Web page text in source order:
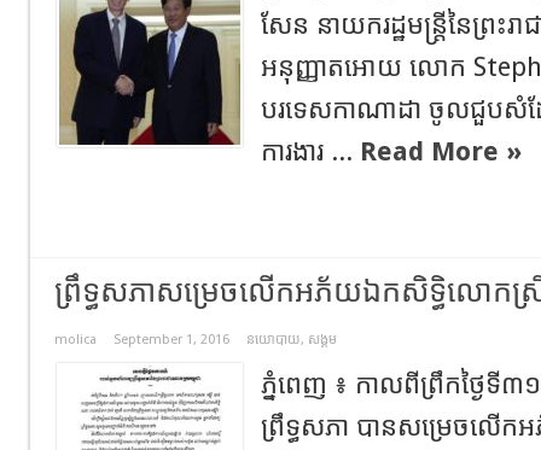
សែន នាយករដ្ឋមន្ត្រីនៃព្រះរ
អនុញ្ញាតអោយ លោក
បរទេសកាណាដា ចូលជួបសំដ
ការងារ ... Read More »
ព្រឹទ្ធសភាសម្រេចលើកអភ័យឯកសិទ្ធិលោកស្
molica September 1, 2016 នយោបាយ, សង្គម
ភ្នំពេញ ៖ កាលពីព្រឹកថ្ងៃទី
ព្រឹទ្ធសភា បានសម្រេចលើ